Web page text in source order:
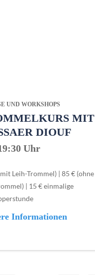
UND WORKSHOPS
MIT
DIOUF
Uhr
Leih-Trommel) | 85 € (ohne
| 15 € einmalige
Informationen